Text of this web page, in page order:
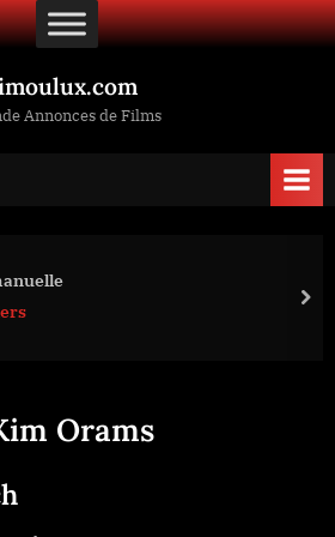
Annonces de Films
Orams